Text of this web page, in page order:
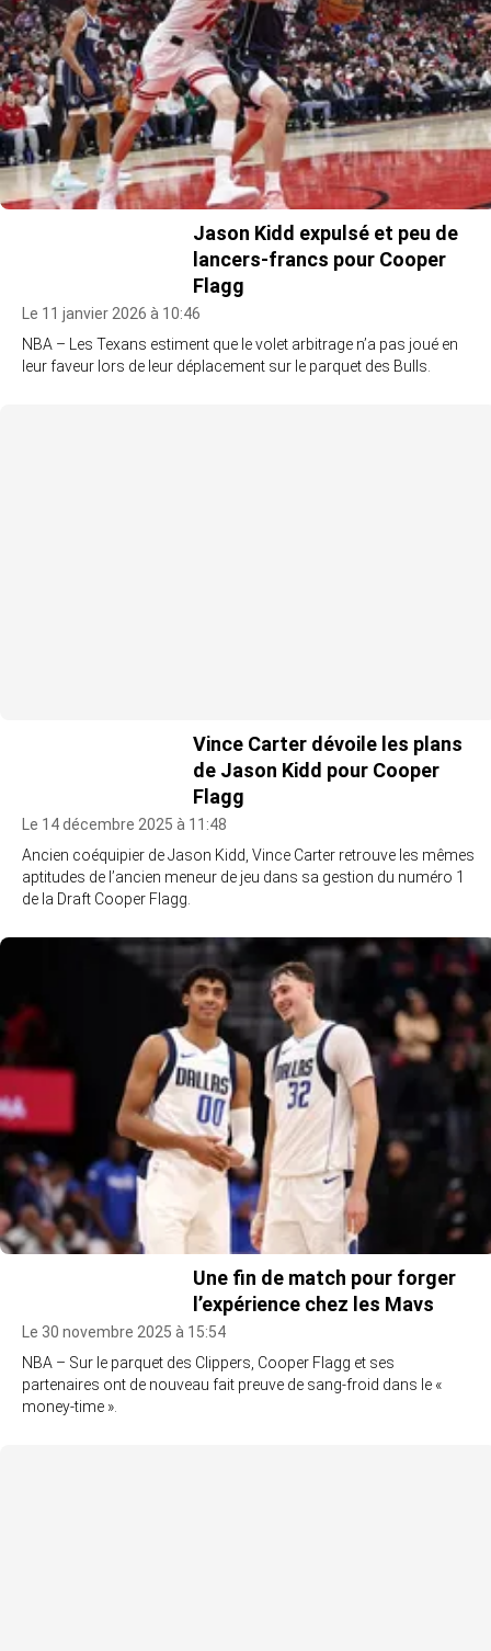
Jason Kidd expulsé et peu de
lancers-francs pour Cooper
Flagg
Le 11 janvier 2026 à 10:46
NBA – Les Texans estiment que le volet arbitrage n’a pas joué en
leur faveur lors de leur déplacement sur le parquet des Bulls.
Vince Carter dévoile les plans
de Jason Kidd pour Cooper
Flagg
Le 14 décembre 2025 à 11:48
Ancien coéquipier de Jason Kidd, Vince Carter retrouve les mêmes
aptitudes de l’ancien meneur de jeu dans sa gestion du numéro 1
de la Draft Cooper Flagg.
Une fin de match pour forger
l’expérience chez les Mavs
Le 30 novembre 2025 à 15:54
NBA – Sur le parquet des Clippers, Cooper Flagg et ses
partenaires ont de nouveau fait preuve de sang-froid dans le «
money-time ».